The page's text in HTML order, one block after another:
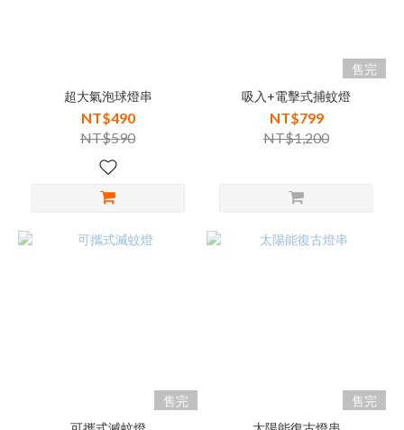
超大氣泡球燈串
NT$490
NT$590
售完
吸入+電擊式捕蚊燈
NT$799
NT$1,200
售完
售完